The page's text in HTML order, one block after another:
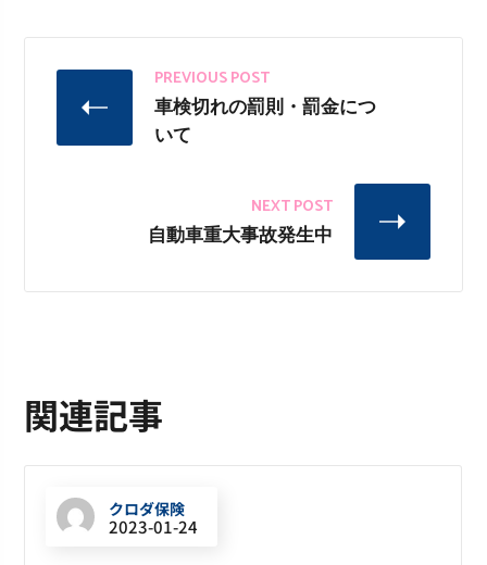
PREVIOUS POST
車検切れの罰則・罰金につ
いて
NEXT POST
自動車重大事故発生中
関連記事
クロダ保険
2023-01-24